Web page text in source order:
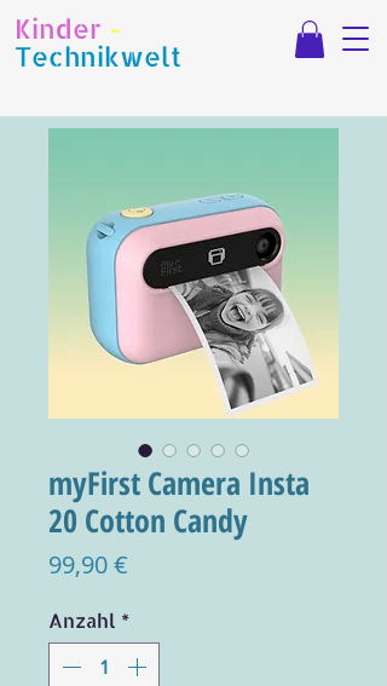
Kinder -
Technikwelt
myFirst Camera Insta
20 Cotton Candy
99,90 €
Anzahl *